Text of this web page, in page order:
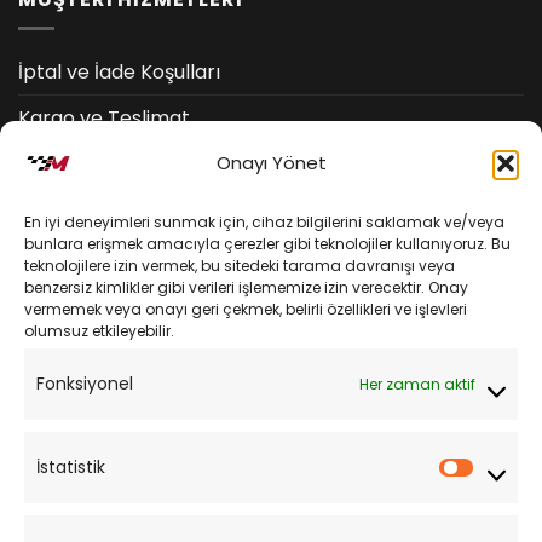
Onayı Yönet
En iyi deneyimleri sunmak için, cihaz bilgilerini saklamak ve/veya
bunlara erişmek amacıyla çerezler gibi teknolojiler kullanıyoruz. Bu
teknolojilere izin vermek, bu sitedeki tarama davranışı veya
benzersiz kimlikler gibi verileri işlememize izin verecektir. Onay
vermemek veya onayı geri çekmek, belirli özellikleri ve işlevleri
olumsuz etkileyebilir.
Fonksiyonel Her zaman aktif
İstatistik
İptal ve İade Koşulları
Kargo ve Teslimat
Kişisel Verilerin Korunması
Mesafeli Satış Sözleşmesi
YARDIM
Sipariş Takibi